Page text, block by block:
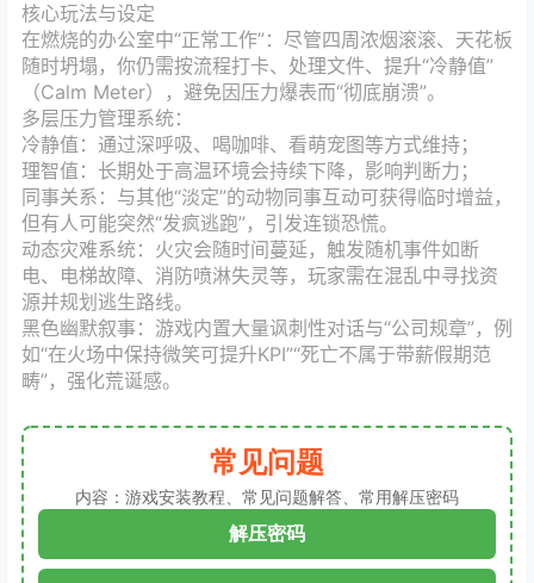
核心玩法与设定
‌在燃烧的办公室中“正常工作”‌：尽管四周浓烟滚滚、天花板
随时坍塌，你仍需按流程打卡、处理文件、提升“‌冷静值‌”
（Calm Meter），避免因压力爆表而“彻底崩溃”。
‌多层压力管理系统‌：
‌冷静值‌：通过深呼吸、喝咖啡、看萌宠图等方式维持；
‌理智值‌：长期处于高温环境会持续下降，影响判断力；
‌同事关系‌：与其他“淡定”的动物同事互动可获得临时增益，
但有人可能突然“发疯逃跑”，引发连锁恐慌。
‌动态灾难系统‌：火灾会随时间蔓延，触发随机事件如‌断
电、电梯故障、消防喷淋失灵‌等，玩家需在混乱中寻找资
源并规划逃生路线。
‌黑色幽默叙事‌：游戏内置大量讽刺性对话与“公司规章”，例
如“‌在火场中保持微笑可提升KPI‌”“‌死亡不属于带薪假期范
畴‌”，强化荒诞感。
常见问题
内容：游戏安装教程、常见问题解答、常用解压密码
解压密码